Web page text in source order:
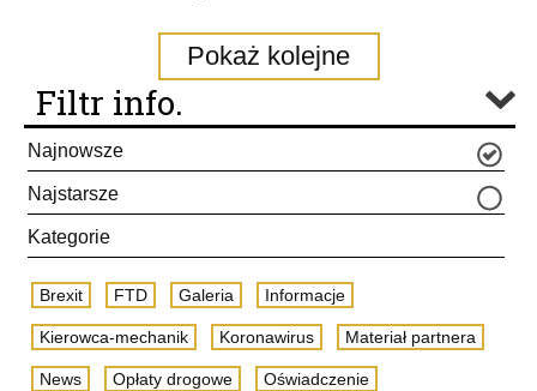
Pokaż kolejne
Filtr info.
Najnowsze
Najstarsze
Kategorie
Brexit FTD Galeria Informacje
Kierowca-mechanik Koronawirus Materiał partnera
News Opłaty drogowe Oświadczenie